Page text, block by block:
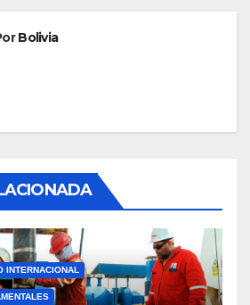
Bolivia
INTERNACIONAL